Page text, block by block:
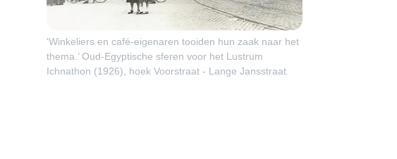
'Winkeliers en café-eigenaren tooiden hun zaak naar het
thema.’ Oud-Egyptische sferen voor het Lustrum
Ichnathon (1926), hoek Voorstraat - Lange Jansstraat.